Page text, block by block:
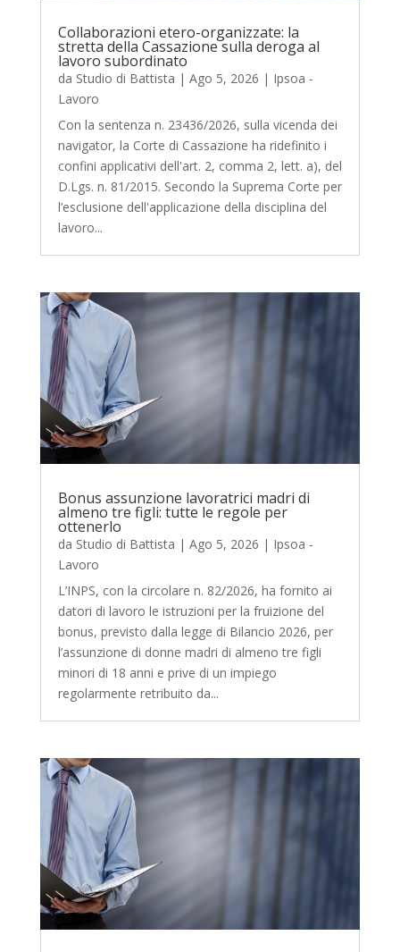
Collaborazioni etero-organizzate: la
stretta della Cassazione sulla deroga al
lavoro subordinato
da Studio di Battista | Ago 5, 2026 | Ipsoa -
Lavoro
Con la sentenza n. 23436/2026, sulla vicenda dei
navigator, la Corte di Cassazione ha ridefinito i
confini applicativi dell'art. 2, comma 2, lett. a), del
D.Lgs. n. 81/2015. Secondo la Suprema Corte per
l’esclusione dell'applicazione della disciplina del
lavoro...
Bonus assunzione lavoratrici madri di
almeno tre figli: tutte le regole per
ottenerlo
da Studio di Battista | Ago 5, 2026 | Ipsoa -
Lavoro
L’INPS, con la circolare n. 82/2026, ha fornito ai
datori di lavoro le istruzioni per la fruizione del
bonus, previsto dalla legge di Bilancio 2026, per
l’assunzione di donne madri di almeno tre figli
minori di 18 anni e prive di un impiego
regolarmente retribuito da...